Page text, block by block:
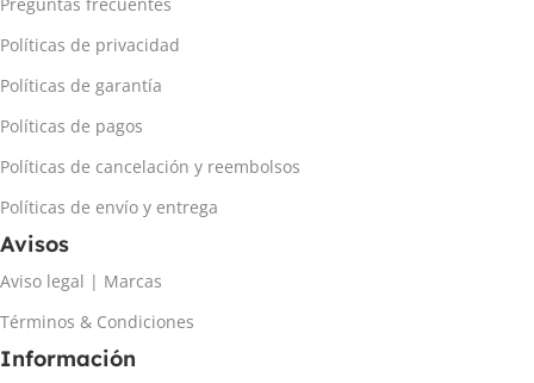
Preguntas frecuentes
Políticas de privacidad
Políticas de garantía
Políticas de pagos
Políticas de cancelación y reembolsos
Políticas de envío y entrega
Avisos
Aviso legal | Marcas
Términos & Condiciones
Información